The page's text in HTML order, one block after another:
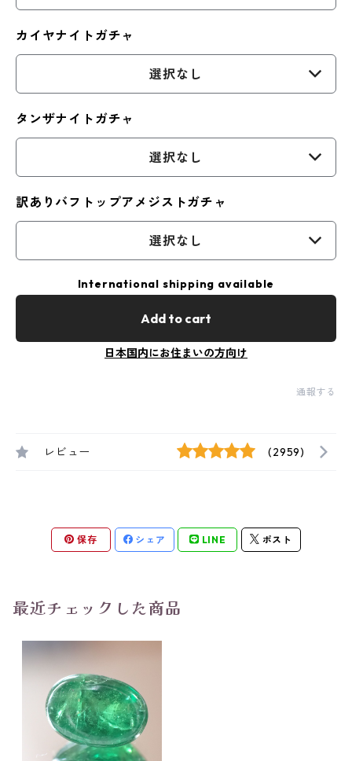
カイヤナイトガチャ
選択なし
タンザナイトガチャ
選択なし
訳ありバフトップアメジストガチャ
選択なし
International shipping available
Add to cart
日本国内にお住まいの方向け
通報する
レビュー (2959)
保存 シェア LINE ポスト
最近チェックした商品